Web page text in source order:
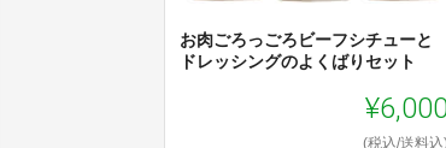
お肉ごろっごろビーフシチューと
ドレッシングのよくばりセット
(税込/送料込